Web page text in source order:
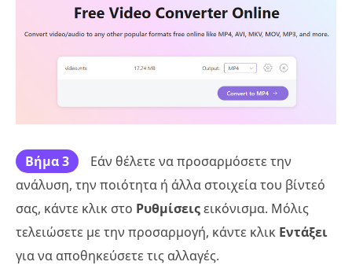
Βήμα 3
Εάν θέλετε να προσαρμόσετε την
ανάλυση, την ποιότητα ή άλλα στοιχεία του βίντεό
σας, κάντε κλικ στο Ρυθμίσειςεικόνισμα. Μόλις
τελειώσετε με την προσαρμογή, κάντε κλικ Εντάξει
για να αποθηκεύσετε τις αλλαγές.